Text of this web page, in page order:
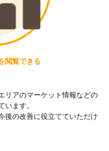
閲覧できる
リアのマーケット情報などの
います。
後の改善に役立てていただけ